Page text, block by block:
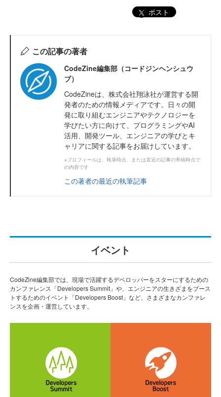
ポスト
この記事の著者
CodeZine編集部（コードジンヘンシュウ
ブ）
CodeZineは、株式会社翔泳社が運営する開
発者のための情報メディアです。日々の開
発に取り組むエンジニアやテクノロジーを
学びたい方に向けて、プログラミングやAI
活用、開発ツール、エンジニアの学びとキ
ャリアに関する記事をお届けしています。
※プロフィールは、執筆時点、または直近の記事の寄稿時点で
の内容です
この著者の最近の執筆記事
イベント
CodeZine編集部では、現場で活躍するデベロッパーをスターにするための
カンファレンス「Developers Summit」や、エンジニアの生きざまをブース
トするためのイベント「Developers Boost」など、さまざまなカンファレ
ンスを企画・運営しています。